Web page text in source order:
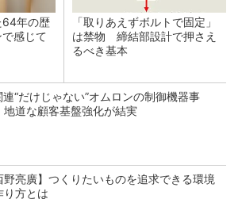
64年の歴
感じて
「取りあえずボルトで固定」
は禁物 締結部設計で押さえ
るべき基本
連“だけじゃない”オムロンの制御機器事
地道な顧客基盤強化が結実
野亮廣】つくりたいものを追求できる環境
り方とは